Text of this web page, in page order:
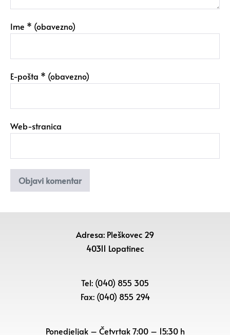
Ime * (obavezno)
E-pošta * (obavezno)
Web-stranica
Adresa: Pleškovec 29
40311 Lopatinec
Tel: (040) 855 305
Fax: (040) 855 294
Ponedjeljak – Četvrtak 7:00 – 15:30 h